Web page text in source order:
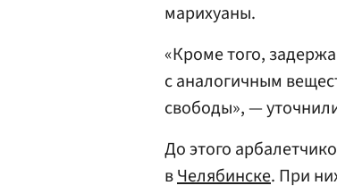
марихуаны.
«Кроме того,
с аналогичным
свободы», —
До этого
вЧелябинске. При